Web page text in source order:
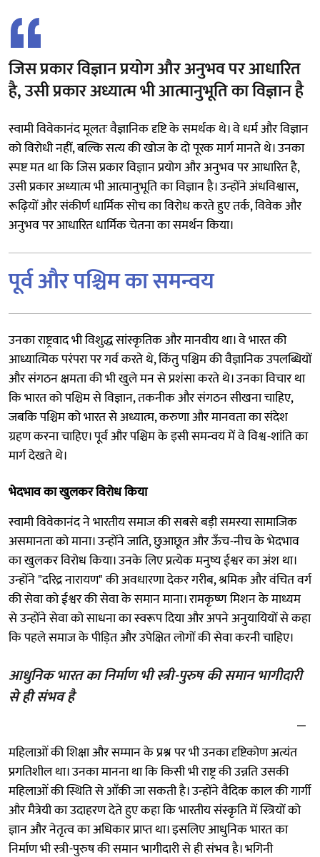
जिस प्रकार विज्ञान प्रयोग और अनुभव पर आधारित
है, उसी प्रकार अध्यात्म भी आत्मानुभूति का विज्ञान है
स्वामी विवेकानंद मूलतः वैज्ञानिक दृष्टि के समर्थक थे। वे धर्म और विज्ञान
को विरोधी नहीं, बल्कि सत्य की खोज के दो पूरक मार्ग मानते थे। उनका
स्पष्ट मत था कि जिस प्रकार विज्ञान प्रयोग और अनुभव पर आधारित है,
उसी प्रकार अध्यात्म भी आत्मानुभूति का विज्ञान है। उन्होंने अंधविश्वास,
रूढ़ियों और संकीर्ण धार्मिक सोच का विरोध करते हुए तर्क, विवेक और
अनुभव पर आधारित धार्मिक चेतना का समर्थन किया।
पूर्व और पश्चिम का समन्वय
उनका राष्ट्रवाद भी विशुद्ध सांस्कृतिक और मानवीय था। वे भारत की
आध्यात्मिक परंपरा पर गर्व करते थे, किंतु पश्चिम की वैज्ञानिक उपलब्धियों
और संगठन क्षमता की भी खुले मन से प्रशंसा करते थे। उनका विचार था
कि भारत को पश्चिम से विज्ञान, तकनीक और संगठन सीखना चाहिए,
जबकि पश्चिम को भारत से अध्यात्म, करुणा और मानवता का संदेश
ग्रहण करना चाहिए। पूर्व और पश्चिम के इसी समन्वय में वे विश्व-शांति का
मार्ग देखते थे।
भेदभाव का खुलकर विरोध किया
स्वामी विवेकानंद ने भारतीय समाज की सबसे बड़ी समस्या सामाजिक
असमानता को माना। उन्होंने जाति, छुआछूत और ऊँच-नीच के भेदभाव
का खुलकर विरोध किया। उनके लिए प्रत्येक मनुष्य ईश्वर का अंश था।
उन्होंने "दरिद्र नारायण" की अवधारणा देकर गरीब, श्रमिक और वंचित वर्ग
की सेवा को ईश्वर की सेवा के समान माना। रामकृष्ण मिशन के माध्यम
से उन्होंने सेवा को साधना का स्वरूप दिया और अपने अनुयायियों से कहा
कि पहले समाज के पीड़ित और उपेक्षित लोगों की सेवा करनी चाहिए।
आधुनिक भारत का निर्माण भी स्त्री-पुरुष की समान भागीदारी
से ही संभव है
महिलाओं की शिक्षा और सम्मान के प्रश्न पर भी उनका दृष्टिकोण अत्यंत
प्रगतिशील था। उनका मानना था कि किसी भी राष्ट्र की उन्नति उसकी
महिलाओं की स्थिति से आँकी जा सकती है। उन्होंने वैदिक काल की गार्गी
और मैत्रेयी का उदाहरण देते हुए कहा कि भारतीय संस्कृति में स्त्रियों को
ज्ञान और नेतृत्व का अधिकार प्राप्त था। इसलिए आधुनिक भारत का
निर्माण भी स्त्री-पुरुष की समान भागीदारी से ही संभव है। भगिनी